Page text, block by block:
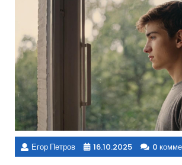
Егор Петров 16.10.2025 0